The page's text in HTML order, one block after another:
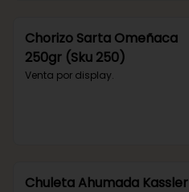
Chorizo Sarta Omeñaca
250gr (Sku 250)
Venta por display.
Chuleta Ahumada Kassler